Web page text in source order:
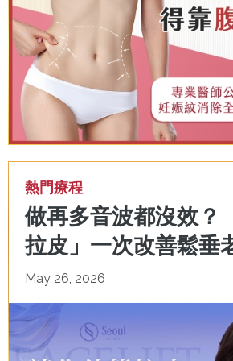
熱門療程
做再多音波都沒效？
拉皮」一次改善鬆垂
May 26, 2026